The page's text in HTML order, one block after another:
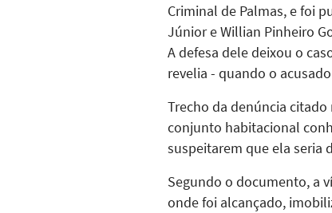
Criminal de Palmas, e foi
Júnior e Willian Pinheiro
A defesa dele deixou o
revelia - quando o
Trecho da denúncia
conjunto habitacional
suspeitarem que ela seria
Segundo o documento, a
onde foi alcançado,